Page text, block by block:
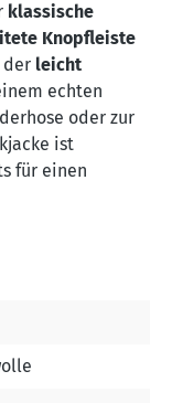
klassische
Knopfleiste
leicht
echten
oder zur
ist
für einen